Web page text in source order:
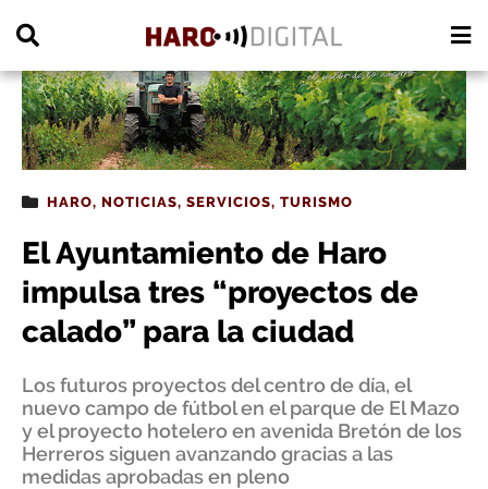
HARO, NOTICIAS, SERVICIOS, TURISMO
El Ayuntamiento de Haro
impulsa tres “proyectos de
calado” para la ciudad
Los futuros proyectos del centro de día, el
nuevo campo de fútbol en el parque de El Mazo
y el proyecto hotelero en avenida Bretón de los
Herreros siguen avanzando gracias a las
medidas aprobadas en pleno